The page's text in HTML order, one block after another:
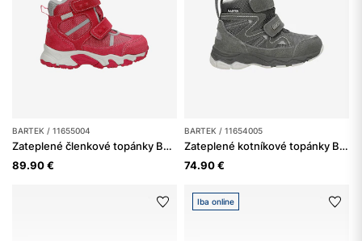
BARTEK / 11655004
Zateplené členkové topánky BARTEK 11655004, pre dievčatá, fuchsiová
89.90 €
BARTEK / 11654005
Zateplené kotníkové topánky BARTEK 11654005, sivé
74.90 €
Iba online